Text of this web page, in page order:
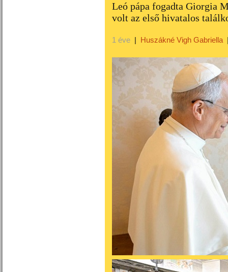
Leó pápa fogadta Giorgia
volt az első hivatalos
1 éve | Huszákné Vigh Gabriella